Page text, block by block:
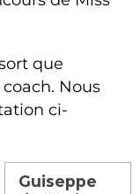
que
Nous
ci-
Guiseppe